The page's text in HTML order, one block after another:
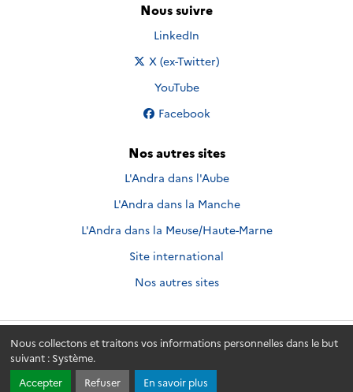
Nous collectons et traitons vos informations personnelles dans le but
suivant : Système.
Accepter
Refuser En savoir plus
Nous suivre
Nous suivre sur
LinkedIn
Nous suivre sur
X (ex-Twitter)
Nous suivre sur
YouTube
Nous suivre sur
Facebook
Nos autres sites
L'Andra dans l'Aube
L'Andra dans la Manche
L'Andra dans la Meuse/Haute-Marne
Site international
Nos autres sites
Andra.fr © 2026 - Andra. Tous droits réservés.